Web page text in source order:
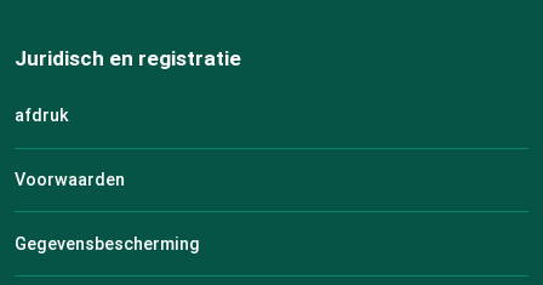
Juridisch en registratie
afdruk
Voorwaarden
Gegevensbescherming